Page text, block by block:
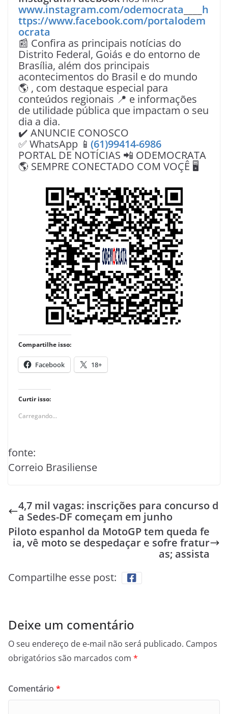
www.instagram.com/odemocrata
h
ttps://www.facebook.com/portalodem
ocrata
📰 Confira as principais notícias do
Distrito Federal, Goiás e do entorno de
Brasília, além dos principais
acontecimentos do Brasil e do mundo
🌎 , com destaque especial para
conteúdos regionais 📍 e informações
de utilidade pública que impactam o seu
dia a dia.
✔️ ANUNCIE CONOSCO
✅ WhatsApp 📱 (61)99414-6986
PORTAL DE NOTÍCIAS 📲 ODEMOCRATA
🌎 SEMPRE CONECTADO COM VOÇÊ 🖥️
Compartilhe isso:
Facebook 18+
Curtir isso:
Carregando...
fonte:
Correio Brasiliense
4,7 mil vagas: inscrições para concurso d
a Sedes-DF começam em junho
Piloto espanhol da MotoGP tem queda fe
ia, vê moto se despedaçar e sofre fratur
as; assista
Compartilhe esse post:
Deixe um comentário
O seu endereço de e-mail não será publicado. Campos
obrigatórios são marcados com *
Comentário *